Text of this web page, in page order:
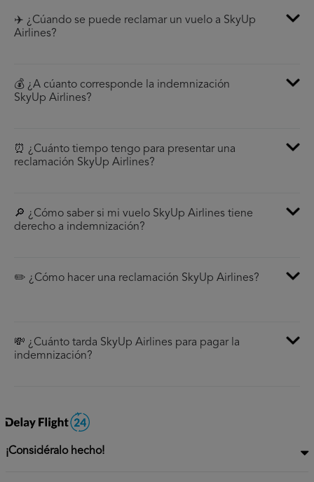
✈️ ¿Cúando se puede reclamar un vuelo a SkyUp
Airlines?
💰 ¿A cúanto corresponde la indemnización
SkyUp Airlines?
⏰ ¿Cuánto tiempo tengo para presentar una
reclamación SkyUp Airlines?
🔎 ¿Cómo saber si mi vuelo SkyUp Airlines tiene
derecho a indemnización?
✏️ ¿Cómo hacer una reclamación SkyUp Airlines?
💸 ¿Cuánto tarda SkyUp Airlines para pagar la
indemnización?
¡Considéralo hecho!